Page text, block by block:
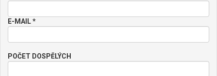
E-MAIL *
POČET DOSPĚLÝCH